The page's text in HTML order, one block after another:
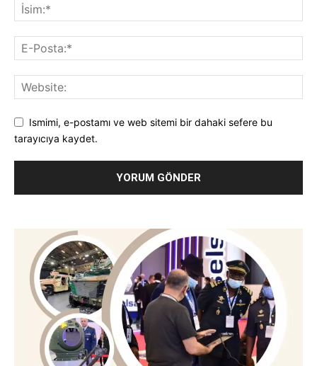
Ismimi, e-postamı ve web sitemi bir dahaki sefere bu
tarayıcıya kaydet.